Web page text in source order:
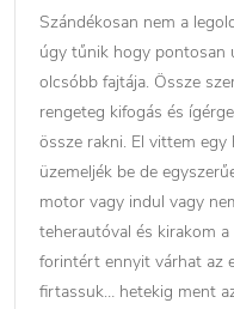
Szándékosan nem a
úgy tűnik hogy pontosan
olcsóbb fajtája. Össze
rengeteg kifogás és
össze rakni. El vittem
üzemeljék be de
motor vagy indul vagy
teherautóval és kirakom
forintért ennyit várhat az
firtassuk… hetekig ment